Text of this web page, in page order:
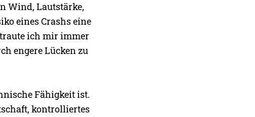
Wind, Lautstärke,
eines Crashs eine
ich mir immer
engere Lücken zu
Fähigkeit ist.
kontrolliertes